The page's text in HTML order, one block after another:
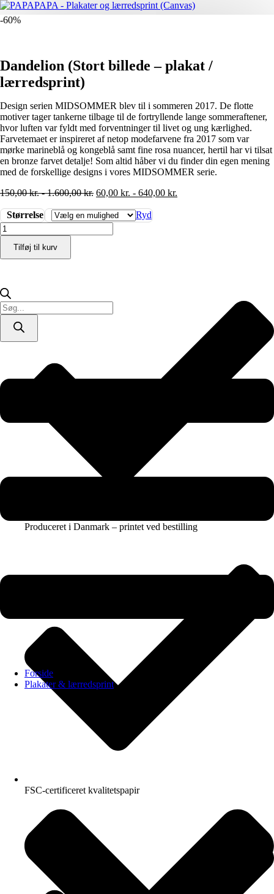
Products
search
Forside
Plakater & lærredsprint
-60%
Dandelion (Stort billede – plakat /
lærredsprint)
Design serien MIDSOMMER blev til i sommeren 2017. De flotte
motiver tager tankerne tilbage til de fortryllende lange sommeraftener,
hvor luften var fyldt med forventninger til livet og ung kærlighed.
Farvetemaet er inspireret af netop modefarvene fra 2017 som var
mørke marineblå og kongeblå samt fine rosa nuancer, hertil har vi tilsat
en bronze farvet detalje! Som altid håber vi du finder din egen mening
med de forskellige designs i vores MIDSOMMER serie.
150,00kr.-1.600,00kr. 60,00 kr. - 640,00 kr.
Størrelse
Ryd
Dandelion
(Stort
billede
-
lærredsprint)
antal
Tilføj til kurv
Produceret i Danmark – printet ved bestilling
FSC-certificeret kvalitetspapir